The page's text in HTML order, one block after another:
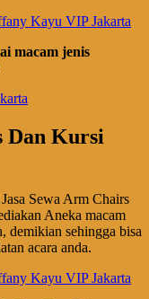
macam jenis
Dan Kursi
Sewa Arm Chairs
Aneka macam
demikian sehingga bisa
acara anda.